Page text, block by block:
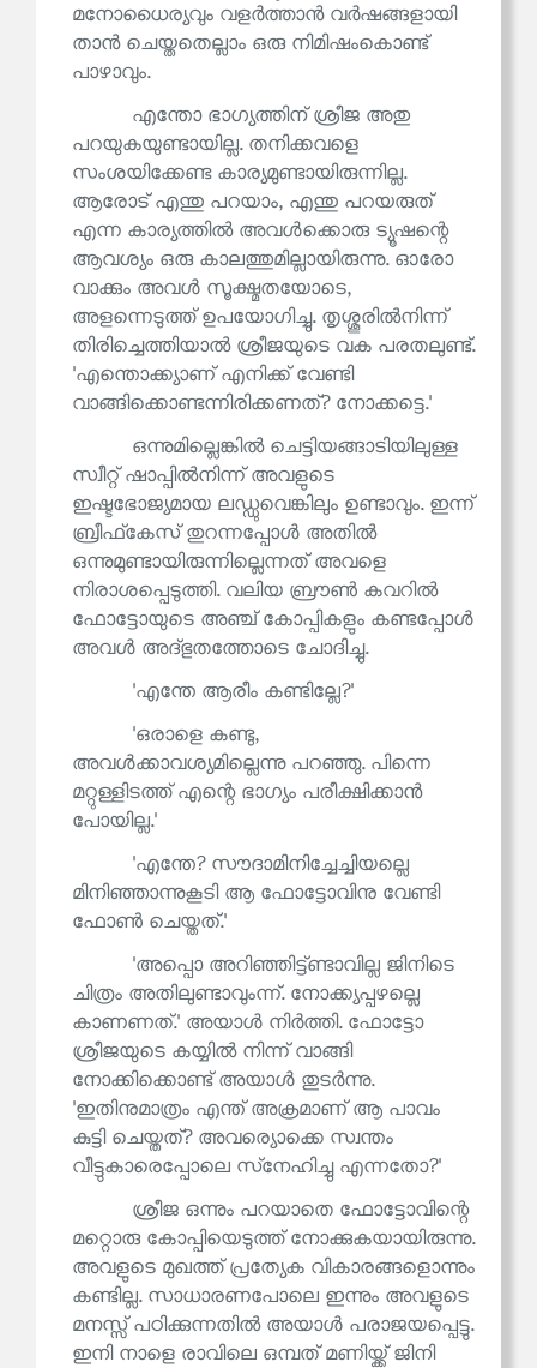
മനോധൈര്യവും വളർത്താൻ വർഷങ്ങളായി
താൻ ചെയ്തതെല്ലാം ഒരു നിമിഷംകൊണ്ട്
പാഴാവും.
എന്തോ ഭാഗ്യത്തിന് ശ്രീജ അതു
പറയുകയുണ്ടായില്ല. തനിക്കവളെ
സംശയിക്കേണ്ട കാര്യമുണ്ടായിരുന്നില്ല.
ആരോട് എന്തു പറയാം, എന്തു പറയരുത്
എന്ന കാര്യത്തിൽ അവൾക്കൊരു ട്യൂഷന്റെ
ആവശ്യം ഒരു കാലത്തുമില്ലായിരുന്നു. ഓരോ
വാക്കും അവൾ സൂക്ഷ്മതയോടെ,
അളന്നെടുത്ത് ഉപയോഗിച്ചു. തൃശ്ശൂരിൽനിന്ന്
തിരിച്ചെത്തിയാൽ ശ്രീജയുടെ വക പരതലുണ്ട്.
'എന്തൊക്ക്യാണ് എനിക്ക് വേണ്ടി
വാങ്ങിക്കൊണ്ടന്നിരിക്കണത്? നോക്കട്ടെ.'
ഒന്നുമില്ലെങ്കിൽ ചെട്ടിയങ്ങാടിയിലുള്ള
സ്വീറ്റ് ഷാപ്പിൽനിന്ന് അവളുടെ
ഇഷ്ടഭോജ്യമായ ലഡ്ഡുവെങ്കിലും ഉണ്ടാവും. ഇന്ന്
ബ്രീഫ്‌കേസ് തുറന്നപ്പോൾ അതിൽ
ഒന്നുമുണ്ടായിരുന്നില്ലെന്നത് അവളെ
നിരാശപ്പെടുത്തി. വലിയ ബ്രൗൺ കവറിൽ
ഫോട്ടോയുടെ അഞ്ച് കോപ്പികളും കണ്ടപ്പോൾ
അവൾ അദ്ഭുതത്തോടെ ചോദിച്ചു.
'എന്തേ ആരീം കണ്ടില്ലേ?'
'ഒരാളെ കണ്ടു,
അവൾക്കാവശ്യമില്ലെന്നു പറഞ്ഞു. പിന്നെ
മറ്റുള്ളിടത്ത് എന്റെ ഭാഗ്യം പരീക്ഷിക്കാൻ
പോയില്ല.'
'എന്തേ? സൗദാമിനിച്ചേച്ചിയല്ലെ
മിനിഞ്ഞാന്നുകൂടി ആ ഫോട്ടോവിനു വേണ്ടി
ഫോൺ ചെയ്തത്.'
'അപ്പൊ അറിഞ്ഞിട്ട്ണ്ടാവില്ല ജിനിടെ
ചിത്രം അതിലുണ്ടാവുംന്ന്. നോക്ക്യപ്പഴല്ലെ
കാണണത്.' അയാൾ നിർത്തി. ഫോട്ടോ
ശ്രീജയുടെ കയ്യിൽ നിന്ന് വാങ്ങി
നോക്കിക്കൊണ്ട് അയാൾ തുടർന്നു.
'ഇതിനുമാത്രം എന്ത് അക്രമാണ് ആ പാവം
കുട്ടി ചെയ്തത്? അവര്യൊക്കെ സ്വന്തം
വീട്ടുകാരെപ്പോലെ സ്‌നേഹിച്ചു എന്നതോ?'
ശ്രീജ ഒന്നും പറയാതെ ഫോട്ടോവിന്റെ
മറ്റൊരു കോപ്പിയെടുത്ത് നോക്കുകയായിരുന്നു.
അവളുടെ മുഖത്ത് പ്രത്യേക വികാരങ്ങളൊന്നും
കണ്ടില്ല. സാധാരണപോലെ ഇന്നും അവളുടെ
മനസ്സ് പഠിക്കുന്നതിൽ അയാൾ പരാജയപ്പെട്ടു.
ഇനി നാളെ രാവിലെ ഒമ്പത് മണിയ്ക്ക് ജിനി